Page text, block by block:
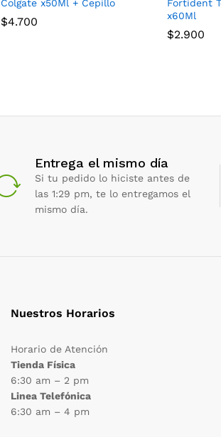
Colgate x50Ml + Cepillo
$4.700
Fortident
x60Ml
$2.900
Entrega el mismo día
Si tu pedido lo hiciste antes de
las 1:29 pm, te lo entregamos el
mismo día.
Nuestros Horarios
Horario de Atención
Tienda Física
6:30 am – 2 pm
Linea Telefónica
6:30 am – 4 pm